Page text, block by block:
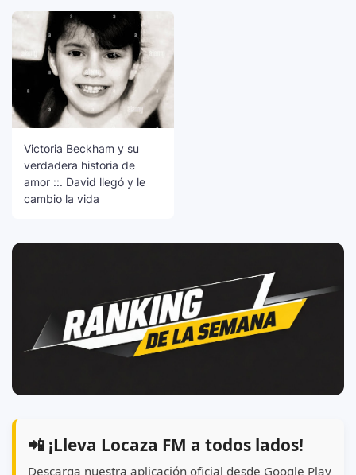
Victoria Beckham y su
verdadera historia de
amor ::. David llegó y le
cambio la vida
📲 ¡Lleva Locaza FM a todos lados!
Descarga nuestra aplicación oficial desde Google Play